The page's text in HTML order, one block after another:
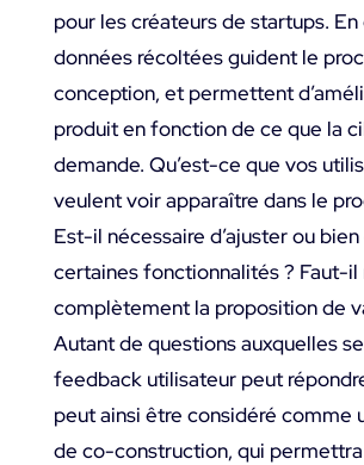
pour les créateurs de startups.
données récoltées guident le
conception, et permettent
produit en fonction de ce que la
demande. Qu’est-ce que vos
veulent voir apparaître dans le
Est-il nécessaire d’ajuster ou bien
certaines fonctionnalités ? Faut-il
complètement la proposition de
Autant de questions auxquelles
feedback utilisateur peut
peut ainsi être considéré comme
de co-construction, qui